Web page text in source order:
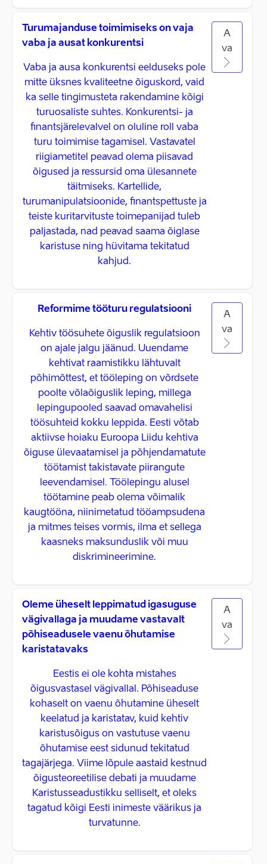
Turumajanduse toimimiseks on vaja
vaba ja ausat konkurentsi
Vaba ja ausa konkurentsi eelduseks pole
mitte üksnes kvaliteetne õiguskord, vaid
ka selle tingimusteta rakendamine kõigi
turuosaliste suhtes. Konkurentsi- ja
finantsjärelevalvel on oluline roll vaba
turu toimimise tagamisel. Vastavatel
riigiametitel peavad olema piisavad
õigused ja ressursid oma ülesannete
täitmiseks. Kartellide,
turumanipulatsioonide, finantspettuste ja
teiste kuritarvituste toimepanijad tuleb
paljastada, nad peavad saama õiglase
karistuse ning hüvitama tekitatud
kahjud.
A
va
Reformime tööturu regulatsiooni
Kehtiv töösuhete õiguslik regulatsioon
on ajale jalgu jäänud. Uuendame
kehtivat raamistikku lähtuvalt
põhimõttest, et tööleping on võrdsete
poolte võlaõiguslik leping, millega
lepingupooled saavad omavahelisi
töösuhteid kokku leppida. Eesti võtab
aktiivse hoiaku Euroopa Liidu kehtiva
õiguse ülevaatamisel ja põhjendamatute
töötamist takistavate piirangute
leevendamisel. Töölepingu alusel
töötamine peab olema võimalik
kaugtööna, niinimetatud tööampsudena
ja mitmes teises vormis, ilma et sellega
kaasneks maksunduslik või muu
diskrimineerimine.
A
va
Oleme üheselt leppimatud igasuguse
vägivallaga ja muudame vastavalt
põhiseadusele vaenu õhutamise
karistatavaks
Eestis ei ole kohta mistahes
õigusvastasel vägivallal. Põhiseaduse
kohaselt on vaenu õhutamine üheselt
keelatud ja karistatav, kuid kehtiv
karistusõigus on vastutuse vaenu
õhutamise eest sidunud tekitatud
tagajärjega. Viime lõpule aastaid kestnud
õigusteoreetilise debati ja muudame
Karistusseadustikku selliselt, et oleks
tagatud kõigi Eesti inimeste väärikus ja
turvatunne.
A
va